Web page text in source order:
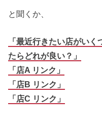
と聞くか、
「最近行きたい店がい
たらどれが良い？」
「店A リンク」
「店B リンク」
「店C リンク」